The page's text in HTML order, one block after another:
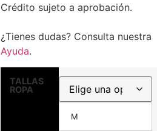
Crédito sujeto a aprobación.
¿Tienes dudas? Consulta nuestra
Ayuda.
TALLAS
ROPA
M